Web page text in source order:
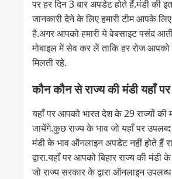
पर हर दिन 3 बार अपडेट होते हैं.मंडी की
जानकारी देने के लिए हमारी टीम आपके
है.अगर आपको हमारी ये वेबसाइट पसंद
मोबाइल में सेव कर लें ताकि हर रोज आपको
मिलती रहे.
कौन कौन से राज्य की मंडी यहाँ
यहाँ पर आपको भारत देश के 29 राज्यों की
जायेंगे.कुछ राज्य के भाव जो यहाँ पर उपलब्द
मंडी के भाव ऑनलाइन अपडेट नहीं होते हैं
द्वारा.यहाँ पर आपको बिहार राज्य की मंडी
जो राज्य सरकार के द्वारा ऑनलाइन